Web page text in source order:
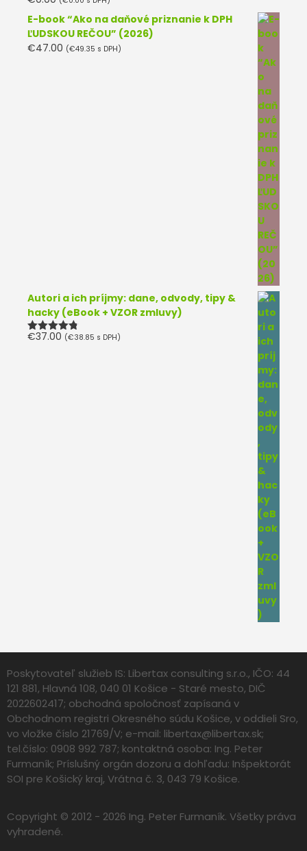
Hodnotenie
E-book “Ako na daňové priznanie k DPH
ĽUDSKOU REČOU” (2026)
€47.00 (€49.35 s DPH)
Autori a ich príjmy: dane, odvody, tipy &
hacky (eBook + VZOR zmluvy)
Hodnotenie
€37.00 (€38.85 s DPH)
Poskytovateľ služieb IS: Libertax consulting s.r.o., IČO: 44
121 881, Hlavná 108, 040 01 Košice - Staré mesto, DIČ
2022602417; obchodná spoločnosť zapísaná v
Obchodnom registri Okresného súdu Košice, v oddieli Sro,
vo vložke číslo 21769/V; e-mail: libertax@libertax.sk;
tel.číslo: 0908 992 787; kontaktná osoba: Ing. Peter
Furmaník; Príslušný orgán dozoru a dohľadu: Inšpektorát
SOI pre Košický kraj, Vrátna č. 3, 043 79 Košice.
Copyright © 2012 - 2026 Ing. Peter Furmaník. Všetky práva
vyhradené.